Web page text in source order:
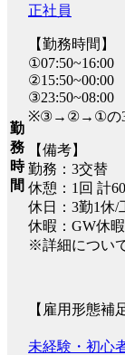
勤
務
時
間
正社員
【勤務時間】
①07:50~16:00
②15:50~00:00
③23:50~08:00
※③→②→①の3
【備考】
勤務：3交替
休憩：1回 計
休日：3勤1休/
休暇：GW休
※詳細につい
【雇用形態補
未経験・初心